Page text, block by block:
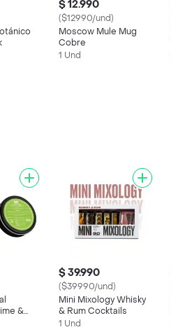
$ 12.990
($12990/und)
Moscow Mule Mug
Cobre
1 Und
&
$ 39.990
($39990/und)
Mini Mixology Whisky
& Rum Cocktails
1 Und